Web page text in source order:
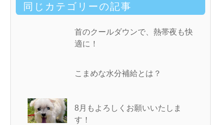
同じカテゴリーの記事
首のクールダウンで、熱帯夜も快
適に！
こまめな水分補給とは？
8月もよろしくお願いいたしま
す！